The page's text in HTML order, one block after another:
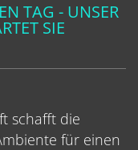
TAG - UNSER
SIE
schafft die
für einen